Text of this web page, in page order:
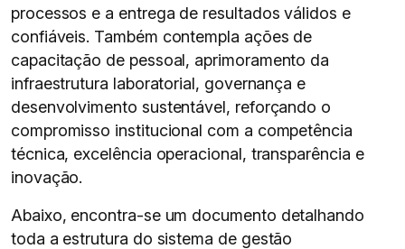
processos e a entrega de resultados válidos e
confiáveis. Também contempla ações de
capacitação de pessoal, aprimoramento da
infraestrutura laboratorial, governança e
desenvolvimento sustentável, reforçando o
compromisso institucional com a competência
técnica, excelência operacional, transparência e
inovação.
Abaixo, encontra-se um documento detalhando
toda a estrutura do sistema de gestão